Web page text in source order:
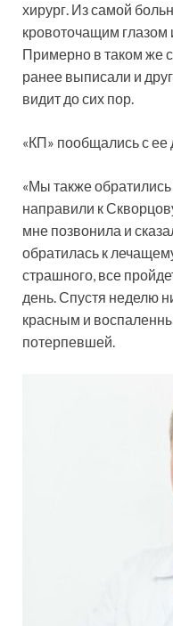
хирург. Из самой
кровоточащим
Примерно в таком же
ранее выписали и
видит до сих пор.
«КП» пообщались с ее
«Мы также
направили к
мне позвонила и
обратилась к
страшного, все
день. Спустя неделю
красным и
потерпевшей.